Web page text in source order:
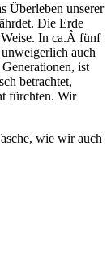
Überleben unserer
Die Erde
In ca.Â fünf
auch
ist
betrachtet,
fürchten. Wir
wie wir auch